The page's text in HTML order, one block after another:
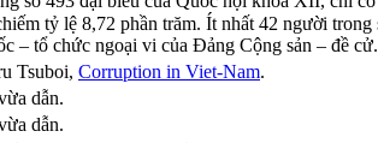
tỷ lệ 8,72 phần trăm. Ít nhất 42 người
– tổ chức ngoại vi của Đảng Cộng sản – đề cử.
Tsuboi, Corruption in Viet-Nam.
dẫn.
dẫn.